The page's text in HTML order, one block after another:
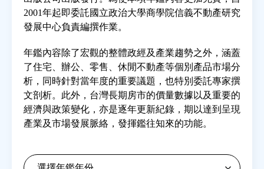
房市分析
研究獎勵
房地產年鑑
電子報
2001年起即委託國立政治大學商學院信義不動產研究
發展中心負責編撰作業。
年鑑內容除了宏觀的整體政經及產業趨勢之外，涵蓋
了住宅、辦公、零售、休閒不動產等個別產品市場分
析，同時針對當年度的重要議題，也特別委託專家撰
文剖析。此外，台灣長期房市的價量數據以及重要的
經濟與政策變化，亦是逐年更新紀錄，期以達到呈現
產業及市場發展脈絡，發揮鑑往知來的功能。